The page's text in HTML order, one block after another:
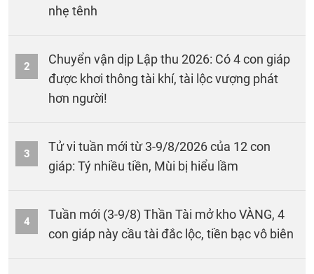
nhẹ tênh
2
Chuyển vận dịp Lập thu 2026: Có 4 con giáp
được khơi thông tài khí, tài lộc vượng phát
hơn người!
3
Tử vi tuần mới từ 3-9/8/2026 của 12 con
giáp: Tý nhiều tiền, Mùi bị hiểu lầm
4
Tuần mới (3-9/8) Thần Tài mở kho VÀNG, 4
con giáp này cầu tài đắc lộc, tiền bạc vô biên